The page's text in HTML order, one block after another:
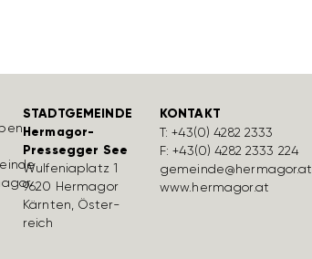
STADTGEMEINDE
Hermagor-
Pressegger See
Wulfe­nia­platz 1
9620 Hermagor
Kärnten, Öster­
reich
KONTAKT
T:+43(0) 4282 2333
F: +43(0) 4282 2333 224
gemeinde@hermagor.at
www.hermagor.at